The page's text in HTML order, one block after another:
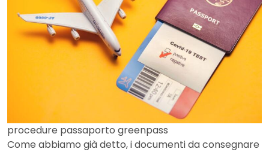
procedure passaporto greenpass
Come abbiamo già detto, i documenti da consegnare